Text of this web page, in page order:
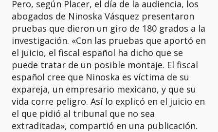
Pero, según Placer, el día de la audiencia, los
abogados de Ninoska Vásquez presentaron
pruebas que dieron un giro de 180 grados a la
investigación. «Con las pruebas que aportó en
el juicio, el fiscal español ha dicho que se
puede tratar de un posible montaje. El fiscal
español cree que Ninoska es víctima de su
expareja, un empresario mexicano, y que su
vida corre peligro. Así lo explicó en el juicio en
el que pidió al tribunal que no sea
extraditada», compartió en una publicación.